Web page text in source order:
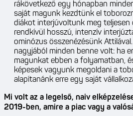
rákövetkező egy hónapban
saját magunk kezdtünk el
diákot interjúvoltunk meg teljesen
rendkívül hosszú, intenzív
ominózus összenézésünk
nagyjából minden benne volt: ha
magunkat ebben a folyamatban,
képesek vagyunk megoldani a
alapítanánk erre egy saját
Mi volt az a legelső, naiv
2019-ben, amire a piac vagy a